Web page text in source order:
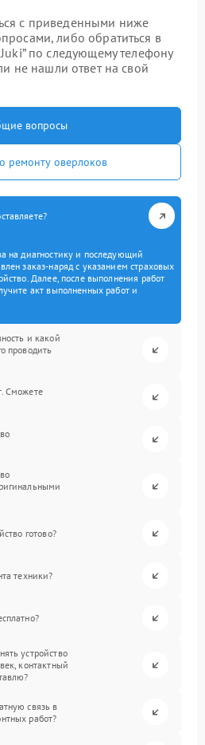
с приведенными ниже
либо обратиться в
по следующему телефону
не нашли ответ на свой
вопросы
ремонту оверлоков
на диагностику и последующий
заказ-наряд с указанием страховых
Далее, после выполнения работ
акт выполненных работ и
и какой
проводить
Сможете
готово?
техники?
устройство
контактный
связь в
работ?